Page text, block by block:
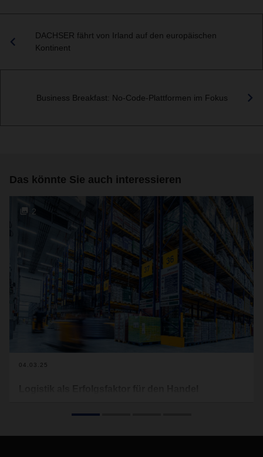
DACHSER fährt von Irland auf den europäischen
Kontinent
Business Breakfast: No-Code-Plattformen im Fokus
Das könnte Sie auch interessieren
2
04.03.25